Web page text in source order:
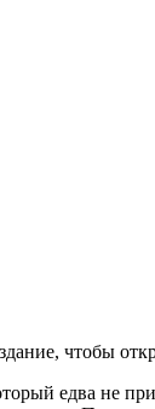
чтобы
едва не